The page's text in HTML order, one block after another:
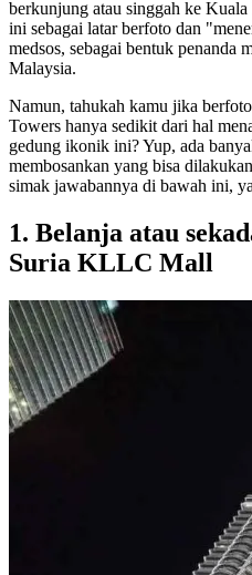
berkunjung atau singgah ke
ini sebagai latar berfoto dan
medsos, sebagai bentuk penanda
Malaysia.
Namun, tahukah kamu jika
Towers hanya sedikit dari hal
gedung ikonik ini? Yup, ada
membosankan yang bisa
simak jawabannya di bawah ini,
1. Belanja atau
Suria KLLC Mall